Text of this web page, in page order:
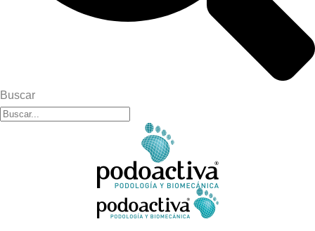
Buscar